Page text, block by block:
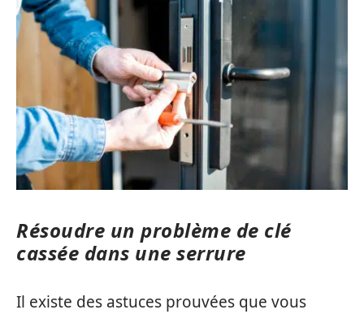
Résoudre un problème de clé
cassée dans une serrure
Il existe des astuces prouvées que vous